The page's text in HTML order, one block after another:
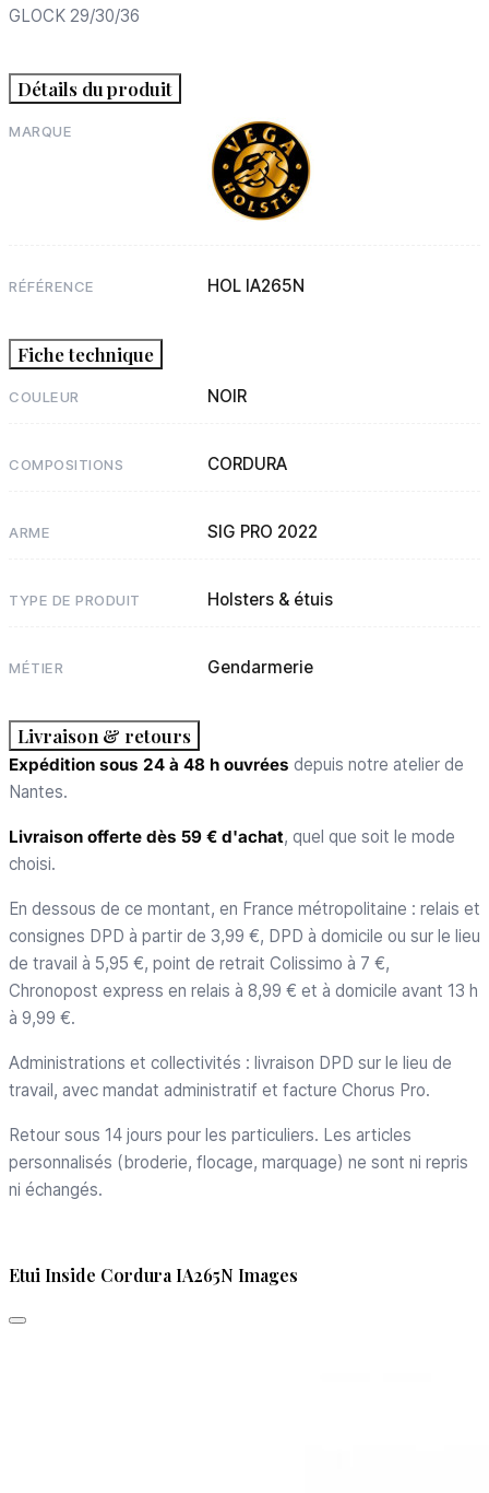
GLOCK 29/30/36
Détails du produit
MARQUE
RÉFÉRENCE HOL IA265N
Fiche technique
COULEUR NOIR
COMPOSITIONS CORDURA
ARME SIG PRO 2022
TYPE DE PRODUIT Holsters & étuis
MÉTIER Gendarmerie
Livraison & retours
Expédition sous 24 à 48 h ouvrées depuis notre atelier de
Nantes.
Livraison offerte dès 59 € d'achat, quel que soit le mode
choisi.
En dessous de ce montant, en France métropolitaine : relais et
consignes DPD à partir de 3,99 €, DPD à domicile ou sur le lieu
de travail à 5,95 €, point de retrait Colissimo à 7 €,
Chronopost express en relais à 8,99 € et à domicile avant 13 h
à 9,99 €.
Administrations et collectivités : livraison DPD sur le lieu de
travail, avec mandat administratif et facture Chorus Pro.
Retour sous 14 jours pour les particuliers. Les articles
personnalisés (broderie, flocage, marquage) ne sont ni repris
ni échangés.
Etui Inside Cordura IA265N Images